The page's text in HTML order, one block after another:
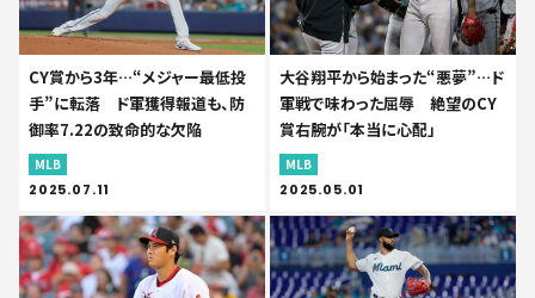
CY賞から3年…“メジャー最低投
手”に転落 ド軍獲得報道も、防
御率7.22の致命的な欠陥
MLB
2025.07.11
大谷翔平から始まった“悪夢”…ド
軍戦で味わった屈辱 絶望のCY
賞右腕が「本当に心配」
MLB
2025.05.01